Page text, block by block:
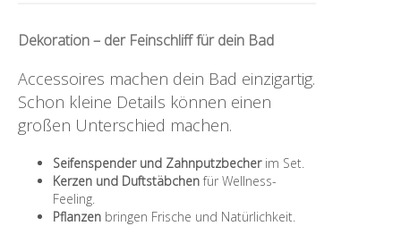
Dekoration – der Feinschliff für dein Bad
Accessoires machen dein Bad einzigartig.
Schon kleine Details können einen
großen Unterschied machen.
Seifenspender und Zahnputzbecherim Set.
Kerzen und Duftstäbchenfür Wellness-
Feeling.
Pflanzen bringen Frische und Natürlichkeit.